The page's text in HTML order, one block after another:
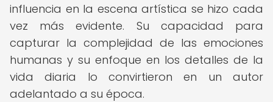
influencia en la escena artística se hizo cada
vez más evidente. Su capacidad para
capturar la complejidad de las emociones
humanas y su enfoque en los detalles de la
vida diaria lo convirtieron en un autor
adelantado a su época.